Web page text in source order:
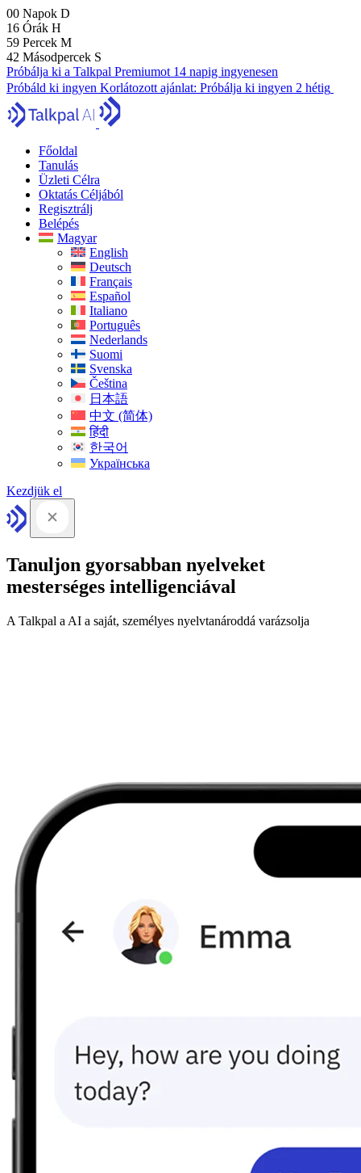
00 Napok D
16 Órák H
59 Percek M
41 Másodpercek S
Próbálja ki a Talkpal Premiumot 14 napig ingyenesen
Próbáld ki ingyen Korlátozott ajánlat: Próbálja ki ingyen 2 hétig
Főoldal
Tanulás
Üzleti Célra
Oktatás Céljából
Regisztrálj
Belépés
Magyar
English
Deutsch
Français
Español
Italiano
Português
Nederlands
Suomi
Svenska
Čeština
日本語
中文 (简体)
हिंदी
한국어
Українська
Kezdjük el
Tanuljon gyorsabban nyelveket
mesterséges intelligenciával
A Talkpal a AI a saját, személyes nyelvtanároddá varázsolja